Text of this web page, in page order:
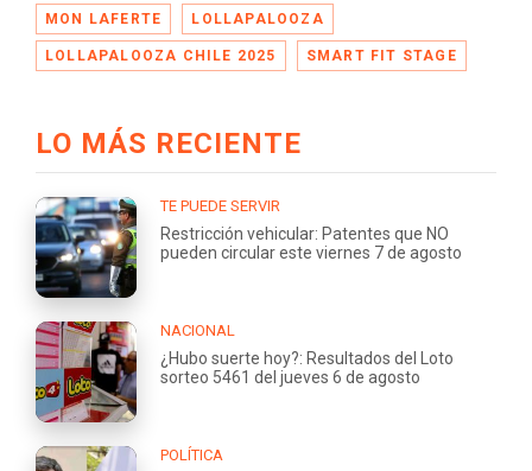
MON LAFERTE LOLLAPALOOZA
LOLLAPALOOZA CHILE 2025 SMART FIT STAGE
LO MÁS RECIENTE
TE PUEDE SERVIR
Restricción vehicular: Patentes que NO
pueden circular este viernes 7 de agosto
NACIONAL
¿Hubo suerte hoy?: Resultados del Loto
sorteo 5461 del jueves 6 de agosto
POLÍTICA